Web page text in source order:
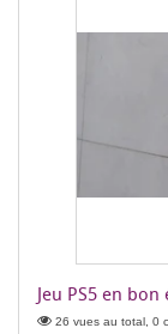
Jeu PS5 en bon
26 vues au total, 0